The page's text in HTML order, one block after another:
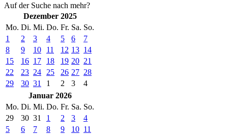
Auf der Suche nach mehr?
Dezember 2025
Mo. Di. Mi. Do. Fr. Sa. So.
1
2 3 4 5 6
7
8
9 10 11 12 13 14
15
16 17 18 19 20 21
22
23 24 25 26 27 28
29
30 31 1 2 3
4
Januar 2026
Mo. Di. Mi. Do. Fr. Sa. So.
29
30 31 1 2 3
4
5
6 7 8 9 10 11